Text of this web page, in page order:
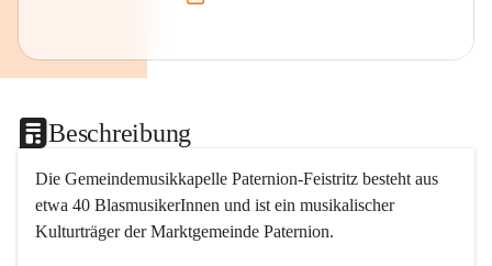
Beschreibung
Die Gemeindemusikkapelle Paternion-Feistritz besteht aus
etwa 40 BlasmusikerInnen und ist ein musikalischer
Kulturträger der Marktgemeinde Paternion.